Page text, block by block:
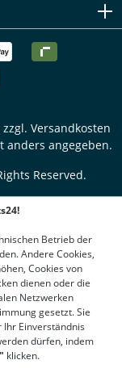
Versandkosten
anders angegeben.
Reserved.
Betrieb der
Andere Cookies,
Cookies von
dienen oder die
Netzwerken
gesetzt. Sie
Einverständnis
dürfen, indem
klicken.